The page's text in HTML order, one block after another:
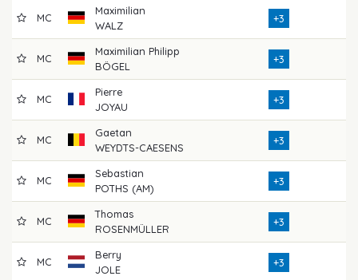
MC
Maximilian
WALZ
+3
MC
Maximilian Philipp
BÖGEL
+3
MC
Pierre
JOYAU
+3
MC
Gaetan
WEYDTS-CAESENS
+3
MC
Sebastian
POTHS (AM)
+3
MC
Thomas
ROSENMÜLLER
+3
MC
Berry
JOLE
+3